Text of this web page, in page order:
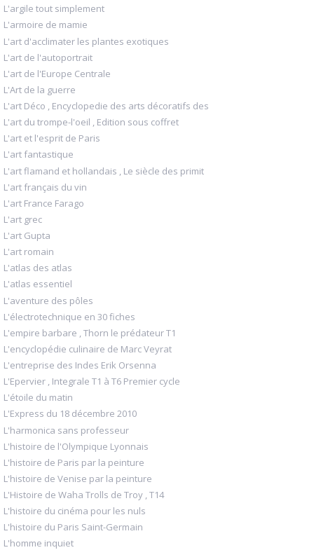
L'argile tout simplement
L'armoire de mamie
L'art d'acclimater les plantes exotiques
L'art de l'autoportrait
L'art de l'Europe Centrale
L'Art de la guerre
L'art Déco , Encyclopedie des arts décoratifs des
L'art du trompe-l'oeil , Edition sous coffret
L'art et l'esprit de Paris
L'art fantastique
L'art flamand et hollandais , Le siècle des primit
L'art français du vin
L'art France Farago
L'art grec
L'art Gupta
L'art romain
L'atlas des atlas
L'atlas essentiel
L'aventure des pôles
L'électrotechnique en 30 fiches
L'empire barbare , Thorn le prédateur T1
L'encyclopédie culinaire de Marc Veyrat
L'entreprise des Indes Erik Orsenna
L'Epervier , Integrale T1 à T6 Premier cycle
L'étoile du matin
L'Express du 18 décembre 2010
L'harmonica sans professeur
L'histoire de l'Olympique Lyonnais
L'histoire de Paris par la peinture
L'histoire de Venise par la peinture
L'Histoire de Waha Trolls de Troy , T14
L'histoire du cinéma pour les nuls
L'histoire du Paris Saint-Germain
L'homme inquiet